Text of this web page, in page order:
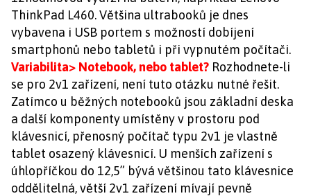
ThinkPad L460. Většina ultrabooků je dnes
vybavena i USB portem s možností dobíjení
smartphonů nebo tabletů i při vypnutém počítači.
Variabilita> Notebook, nebo tablet? Rozhodnete-li
se pro 2v1 zařízení, není tuto otázku nutné řešit.
Zatímco u běžných notebooků jsou základní deska
a další komponenty umístěny v prostoru pod
klávesnicí, přenosný počítač typu 2v1 je vlastně
tablet osazený klávesnicí. U menších zařízení s
úhlopříčkou do 12,5” bývá většinou tato klávesnice
oddělitelná, větší 2v1 zařízení mívají pevně